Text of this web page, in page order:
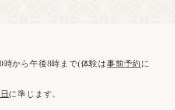
時から午後8時まで(体験は事前予約 に
に準じます。